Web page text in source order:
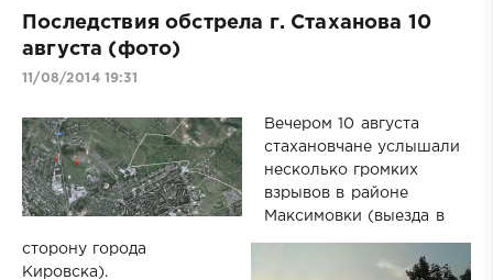
Последствия обстрела г. Стаханова 10
августа (фото)
11/08/2014 19:31
Вечером 10 августа
стахановчане услышали
несколько громких
взрывов в районе
Максимовки (выезда в
сторону города
Кировска).